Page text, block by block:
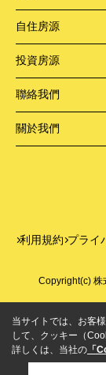
自住房源
投資房源
聯絡我們
關於我們
利用規約 プライ
Copyright(c)
当サイトでは、お客
して、クッキー（
詳しくは、当社の 「